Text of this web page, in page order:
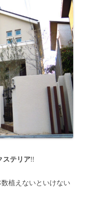
ステリア!!
植えないといけない